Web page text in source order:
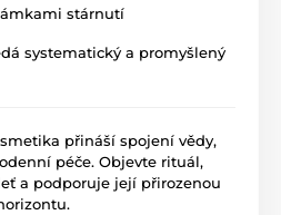
stárnutí
systematický a promyšlený
přináší spojení vědy,
péče. Objevte rituál,
a podporuje její přirozenou